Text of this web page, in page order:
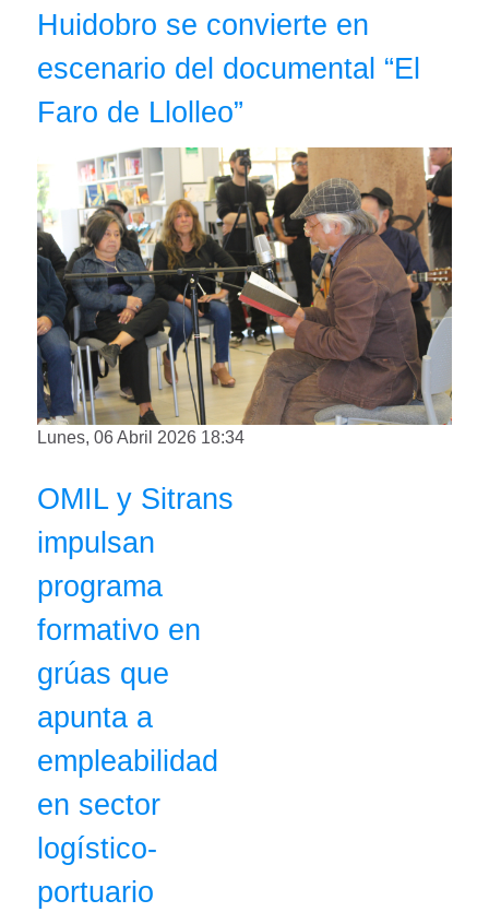
Huidobro se convierte en
escenario del documental “El
Faro de Llolleo”
Lunes, 06 Abril 2026 18:34
OMIL y Sitrans
impulsan
programa
formativo en
grúas que
apunta a
empleabilidad
en sector
logístico-
portuario